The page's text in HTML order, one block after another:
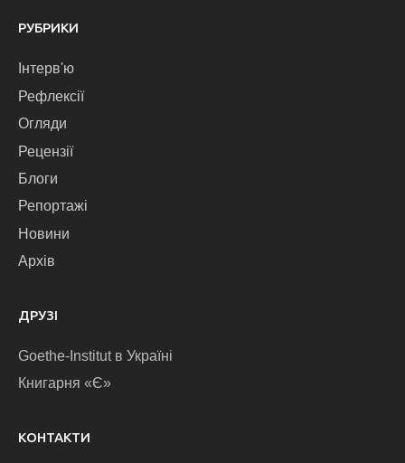
РУБРИКИ
Інтерв'ю
Рефлексії
Огляди
Рецензії
Блоги
Репортажі
Новини
Архів
ДРУЗІ
Goethe-Institut в Україні
Книгарня «Є»
КОНТАКТИ